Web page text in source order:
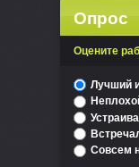
Опрос
Оцените
Лучший
Совсем